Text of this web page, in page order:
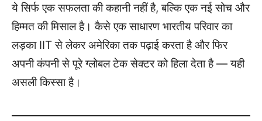
ये सिर्फ एक सफलता की कहानी नहीं है, बल्कि एक नई सोच और
हिम्मत की मिसाल है। कैसे एक साधारण भारतीय परिवार का
लड़का IIT से लेकर अमेरिका तक पढ़ाई करता है और फिर
अपनी कंपनी से पूरे ग्लोबल टेक सेक्टर को हिला देता है — यही
असली किस्सा है।